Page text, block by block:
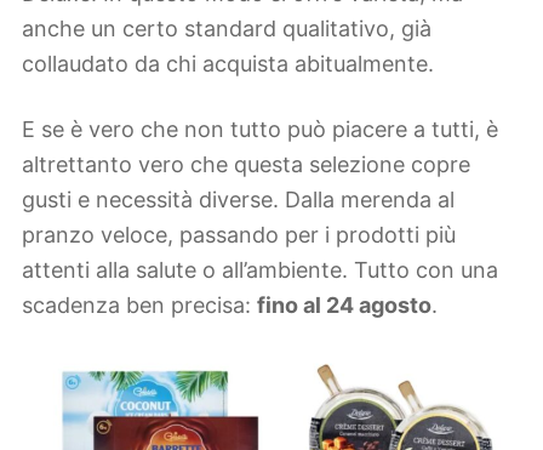
anche un certo standard qualitativo, già
collaudato da chi acquista abitualmente.
E se è vero che non tutto può piacere a tutti, è
altrettanto vero che questa selezione copre
gusti e necessità diverse. Dalla merenda al
pranzo veloce, passando per i prodotti più
attenti alla salute o all’ambiente. Tutto con una
scadenza ben precisa: fino al 24 agosto.